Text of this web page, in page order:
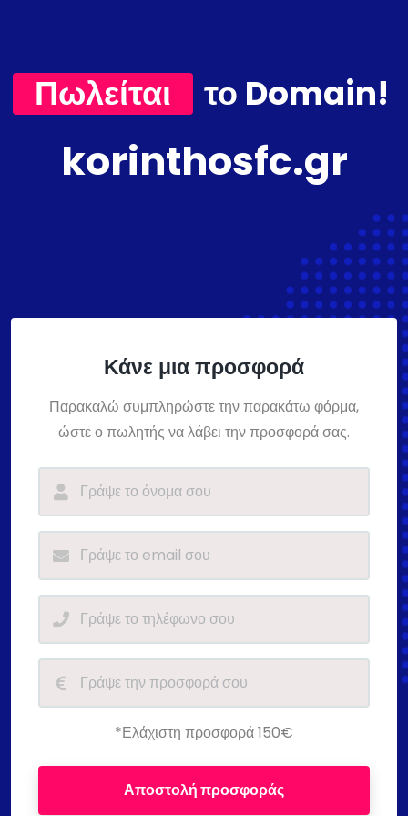
Πωλείται το Domain!
korinthosfc.gr
Κάνε μια προσφορά
Παρακαλώ συμπληρώστε την παρακάτω φόρμα,
ώστε ο πωλητής να λάβει την προσφορά σας.
*Ελάχιστη προσφορά 150€
Αποστολή προσφοράς